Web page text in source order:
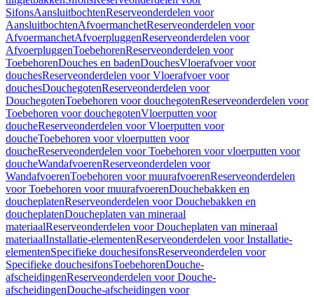
SifonsAansluitbochtenReserveonderdelen voor
AansluitbochtenAfvoermanchetReserveonderdelen voor
AfvoermanchetAfvoerpluggenReserveonderdelen voor
AfvoerpluggenToebehorenReserveonderdelen voor
ToebehorenDouches en badenDouchesVloerafvoer voor
douchesReserveonderdelen voor Vloerafvoer voor
douchesDouchegotenReserveonderdelen voor
DouchegotenToebehoren voor douchegotenReserveonderdelen voor
Toebehoren voor douchegotenVloerputten voor
doucheReserveonderdelen voor Vloerputten voor
doucheToebehoren voor vloerputten voor
doucheReserveonderdelen voor Toebehoren voor vloerputten voor
doucheWandafvoerenReserveonderdelen voor
WandafvoerenToebehoren voor muurafvoerenReserveonderdelen
voor Toebehoren voor muurafvoerenDouchebakken en
doucheplatenReserveonderdelen voor Douchebakken en
doucheplatenDoucheplaten van mineraal
materiaalReserveonderdelen voor Doucheplaten van mineraal
materiaalInstallatie-elementenReserveonderdelen voor Installatie-
elementenSpecifieke douchesifonsReserveonderdelen voor
Specifieke douchesifonsToebehorenDouche-
afscheidingenReserveonderdelen voor Douche-
afscheidingenDouche-afscheidingen voor